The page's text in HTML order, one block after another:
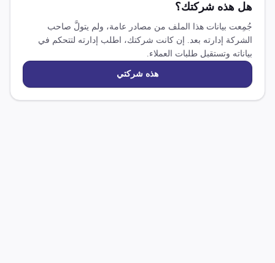
هل هذه شركتك؟
جُمِعت بيانات هذا الملف من مصادر عامة، ولم يتولَّ صاحب
الشركة إدارته بعد. إن كانت شركتك، اطلب إدارته لتتحكم في
بياناته وتستقبل طلبات العملاء.
هذه شركتي